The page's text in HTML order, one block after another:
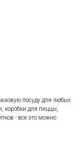
посуду для любых
коробки для пиццы,
- все это можно